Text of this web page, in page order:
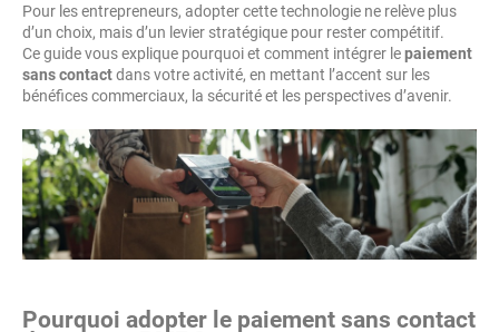
Pour les entrepreneurs, adopter cette technologie ne relève plus
d’un choix, mais d’un levier stratégique pour rester compétitif.
Ce guide vous explique pourquoi et comment intégrer lepaiement
sans contactdans votre activité, en mettant l’accent sur les
bénéfices commerciaux, la sécurité et les perspectives d’avenir.
Pourquoi adopter le paiement sans contact